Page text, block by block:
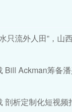
只流外人田”，山西
Bill Ackman筹备
剖析定制化短视频